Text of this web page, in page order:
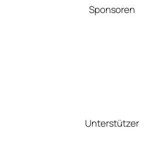
Sponsoren
Unterstützer